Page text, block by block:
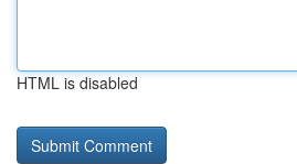
HTML is disabled